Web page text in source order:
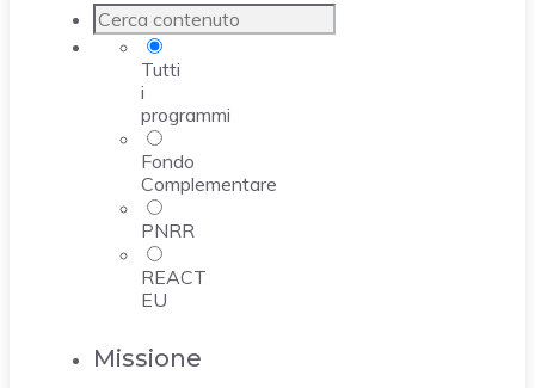
Tutti
i
programmi
Fondo
Complementare
PNRR
REACT
EU
Missione